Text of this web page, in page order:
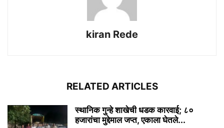
kiran Rede
RELATED ARTICLES
स्थानिक गुन्हे शाखेची धडक कारवाई; ८०
हजारांचा मुद्देमाल जप्त, एकाला घेतले...